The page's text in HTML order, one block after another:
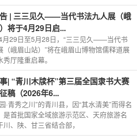
人展（峨
将于4月29日启...
月29日至5月28日，“三三见久——当代书
（峨眉山站）”将在峨眉山博物馆儒释道展
秀厅隆重启幕。
隶书大赛
稿（2026年6...
·青秀之川”的青川县，因“其水清美”而得名
是首批国家全域旅游示范区、天府旅游名
川、陕、甘三省结合部，